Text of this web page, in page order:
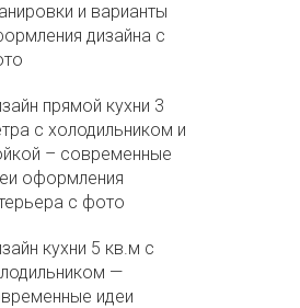
и варианты
дизайна с
прямой кухни 3
с холодильником и
– современные
оформления
с фото
кухни 5 кв.м с
—
идеи